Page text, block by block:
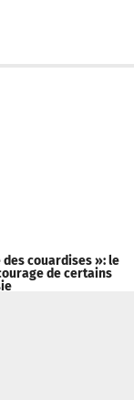
des couardises »: le
de certains